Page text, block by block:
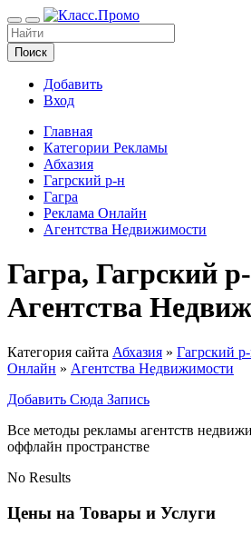
Поиск
Добавить
Вход
Главная
Категории Рекламы
Абхазия
Гагрский р-н
Гагра
Реклама Онлайн
Агентства Недвижимости
Гагра, Гагрский
Агентства
Категория сайта Абхазия » Гагрский
Онлайн » Агентства Недвижимости
Добавить Сюда Запись
Все методы рекламы агентств
оффлайн пространстве
No Results
Цены на Товары и Услуги